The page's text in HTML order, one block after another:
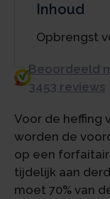
Inhoud
Opbrengst
Beoordeeld
3453 reviews
Voor de heffing
worden de
op een
tijdelijk aan
moet 70% van